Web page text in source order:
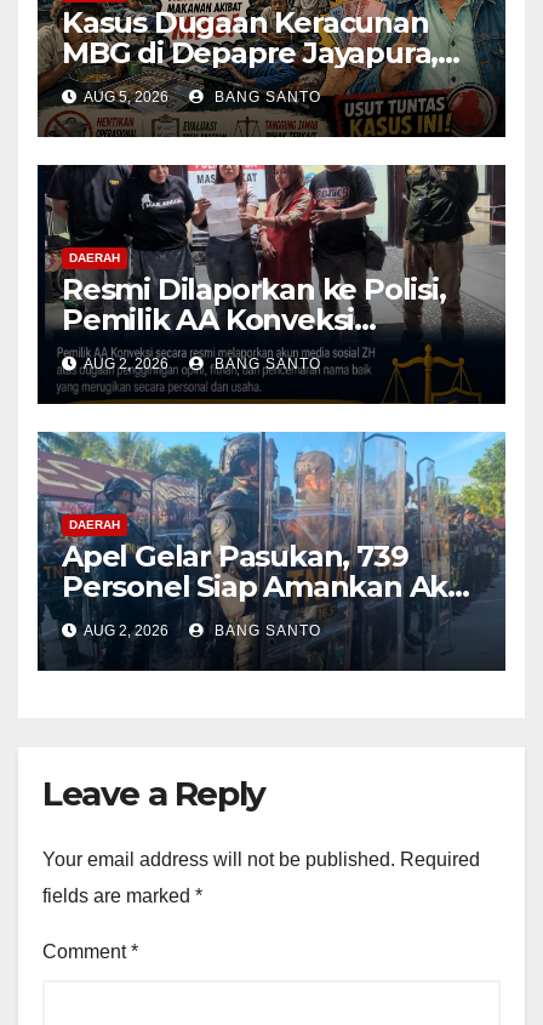
Kasus Dugaan Keracunan
MBG di Depapre Jayapura,
Aktivis Papua Minta
Operasional Dapur
Dihentikan & Evaluasi
Menyeluruh
AUG 5, 2026 BANG SANTO
DAERAH
Resmi Dilaporkan ke Polisi,
Pemilik AA Konveksi
Didampingi Tim Advokat
Lentera Netizen Indonesia (L-
NET-ID)
AUG 2, 2026 BANG SANTO
DAERAH
Apel Gelar Pasukan, 739
Personel Siap Amankan Aksi
Damai KNPB di Kantor MRP
Papua Tengah
AUG 2, 2026 BANG SANTO
Leave a Reply
Your email address will not be published. Required
fields are marked *
Comment*